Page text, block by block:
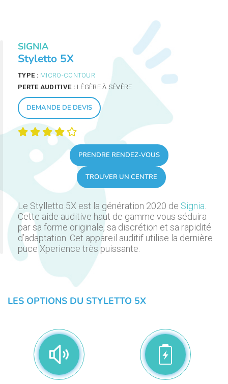
SIGNIA
Styletto 5X
TYPE : MICRO-CONTOUR
PERTE AUDITIVE : LÉGÈRE À SÉVÈRE
DEMANDE DE DEVIS
PRENDRE RENDEZ-VOUS
TROUVER UN CENTRE
Le Stylletto 5X est la génération 2020 de Signia
Cette aide auditive haut de gamme vous séduira
par sa forme originale, sa discrétion et sa rapidité
d’adaptation. Cet appareil auditif utilise la dernière
puce Xperience très puissante.
LES OPTIONS DU STYLETTO 5X